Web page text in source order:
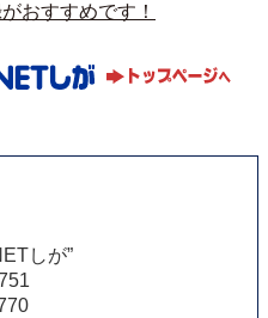
おすすめです！
しが”